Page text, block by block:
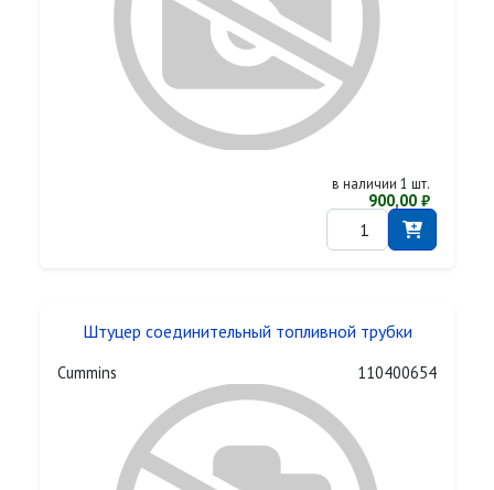
в наличии 1 шт.
900,00 ₽
Штуцер соединительный топливной трубки
Cummins 110400654